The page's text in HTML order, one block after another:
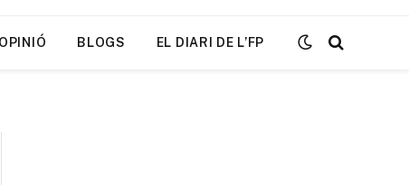
OPINIÓ BLOGS EL DIARI DE L’FP